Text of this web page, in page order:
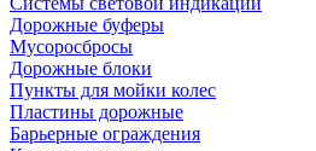
Дорожные буферы
Мусоросбросы
Дорожные блоки
Пункты для мойки колес
Пластины дорожные
Барьерные ограждения